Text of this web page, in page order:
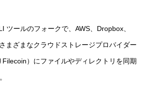
ツールのフォークで、AWS、Dropbox、
まざまなクラウドストレージプロバイダー
Filecoin）にファイルやディレクトリを同期